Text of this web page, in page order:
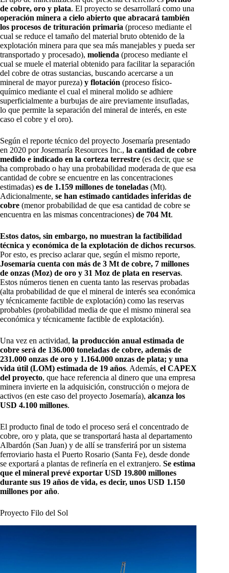
de cobre, oro y plata. El proyecto se desarrollará como una
operación minera a cielo abierto que abracará también
los procesos de trituración primaria (proceso mediante el
cual se reduce el tamaño del material bruto obtenido de la
explotación minera para que sea más manejables y pueda ser
transportado y procesado), molienda (proceso mediante el
cual se muele el material obtenido para facilitar la separación
del cobre de otras sustancias, buscando acercarse a un
mineral de mayor pureza) y flotación (proceso físico-
químico mediante el cual el mineral molido se adhiere
superficialmente a burbujas de aire previamente insufladas,
lo que permite la separación del mineral de interés, en este
caso el cobre y el oro).
Según el reporte técnico del proyecto Josemaría presentado
en 2020 por Josemaría Resources Inc., la cantidad de cobre
medido e indicado en la corteza terrestre (es decir, que se
ha comprobado o hay una probabilidad moderada de que esa
cantidad de cobre se encuentre en las concentraciones
estimadas) es de 1.159 millones de toneladas (Mt).
Adicionalmente, se han estimado cantidades inferidas de
cobre (menor probabilidad de que esa cantidad de cobre se
encuentra en las mismas concentraciones) de 704 Mt.
Estos datos, sin embargo, no muestran la factibilidad
técnica y económica de la explotación de dichos recursos.
Por esto, es preciso aclarar que, según el mismo reporte,
Josemaría cuenta con más de 3 Mt de cobre, 7 millones
de onzas (Moz) de oro y 31 Moz de plata en reservas.
Estos números tienen en cuenta tanto las reservas probadas
(alta probabilidad de que el mineral de interés sea económica
y técnicamente factible de explotación) como las reservas
probables (probabilidad media de que el mismo mineral sea
económica y técnicamente factible de explotación).
Una vez en actividad, la producción anual estimada de
cobre será de 136.000 toneladas de cobre, además de
231.000 onzas de oro y 1.164.000 onzas de plata; y una
vida útil (LOM) estimada de 19 años. Además, el CAPEX
del proyecto, que hace referencia al dinero que una empresa
minera invierte en la adquisición, construcción o mejora de
activos (en este caso del proyecto Josemaría), alcanza los
USD 4.100 millones.
El producto final de todo el proceso será el concentrado de
cobre, oro y plata, que se transportará hasta al departamento
Albardón (San Juan) y de allí se transferirá por un sistema
ferroviario hasta el Puerto Rosario (Santa Fe), desde donde
se exportará a plantas de refinería en el extranjero. Se estima
que el mineral prevé exportar USD 19.800 millones
durante sus 19 años de vida, es decir, unos USD 1.150
millones por año.
Proyecto Filo del Sol